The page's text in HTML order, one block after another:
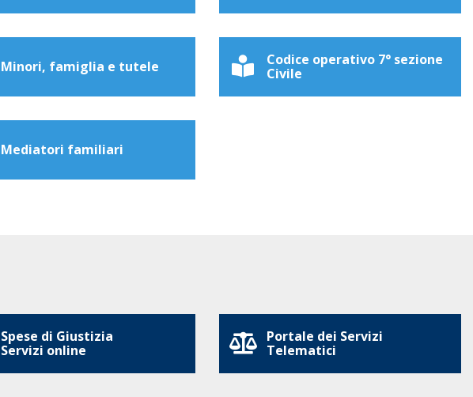
Minori, famiglia e tutele
Codice operativo 7° sezione
Civile
Mediatori familiari
Spese di Giustizia
Servizi online
Portale dei Servizi
Telematici